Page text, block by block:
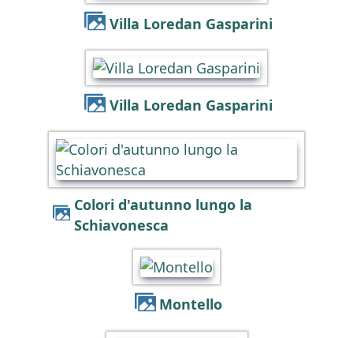
Villa Loredan Gasparini
Villa Loredan Gasparini
Colori d'autunno lungo la
Schiavonesca
Montello